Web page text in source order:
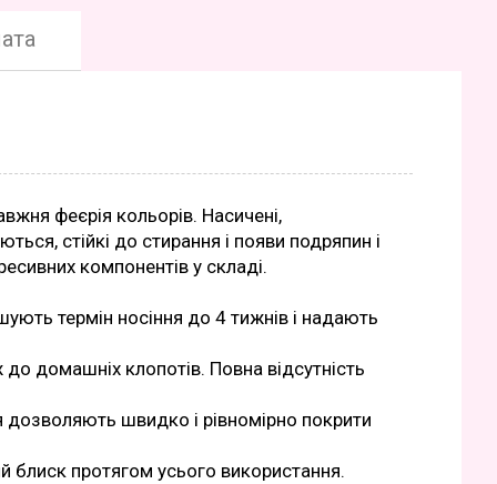
феєрія кольорів. Насичені,
стійкі до стирання і появи подряпин і
компонентів у складі.
термін носіння до 4 тижнів і надають
домашніх клопотів. Повна відсутність
дозволяють швидко і рівномірно покрити
блиск протягом усього використання.